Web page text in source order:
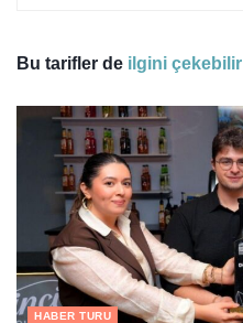
Bu tarifler de ilgini çekebilir
HABER TURU